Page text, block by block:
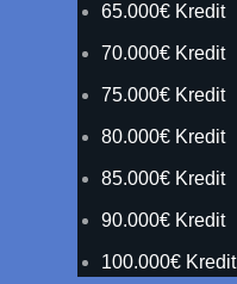
65.000€ Kredit
70.000€ Kredit
75.000€ Kredit
80.000€ Kredit
85.000€ Kredit
90.000€ Kredit
100.000€ Kredit